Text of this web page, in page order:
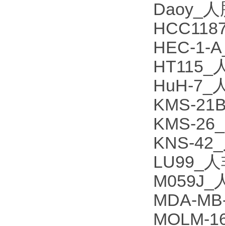
Daoy_
HEC-1-
HT115_
HuH-7_
KMS-
KMS-
KNS-
LU99_
M059J_
MDA-
MOLM-